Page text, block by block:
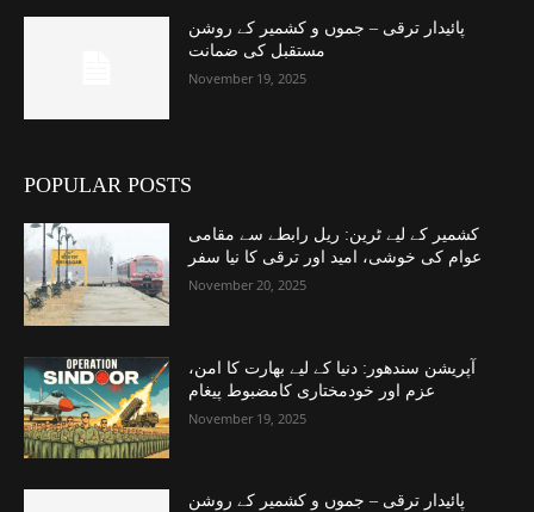
پائیدار ترقی – جموں و کشمیر کے روشن
مستقبل کی ضمانت
November 19, 2025
POPULAR POSTS
کشمیر کے لیے ٹرین: ریل رابطے سے مقامی
عوام کی خوشی، امید اور ترقی کا نیا سفر
November 20, 2025
آپریشن سندھور: دنیا کے لیے بھارت کا امن،
عزم اور خودمختاری کامضبوط پیغام
November 19, 2025
پائیدار ترقی – جموں و کشمیر کے روشن